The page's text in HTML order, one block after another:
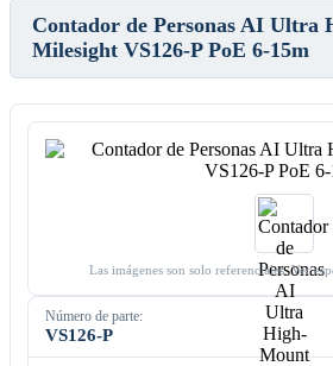
Contador de Personas AI Ultra
Milesight VS126-P PoE 6-15m
Las imágenes son solo referenciales. Ver
Número de parte:
VS126-P